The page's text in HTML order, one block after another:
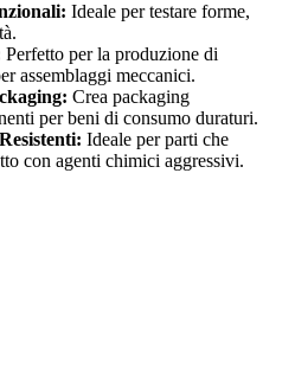
Ideale per testare forme,
Perfetto per la produzione di
assemblaggi meccanici.
Crea packaging
per beni di consumo duraturi.
Ideale per parti che
con agenti chimici aggressivi.